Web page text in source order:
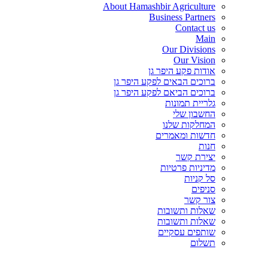
About Hamashbir Agriculture
Business Partners
Contact us
Main
Our Divisions
Our Vision
אודות פקע היפר גן
ברוכים הבאים לפקע היפר גן
ברוכים הביאם לפקע היפר גן
גלריית תמונות
החשבון שלי
המחלקות שלנו
חדשות ומאמרים
חנות
יצירת קשר
מדיניות פרטיות
סל קניות
סניפים
צור קשר
שאלות ותשובות
שאלות ותשובות
שותפים עסקיים
תשלום